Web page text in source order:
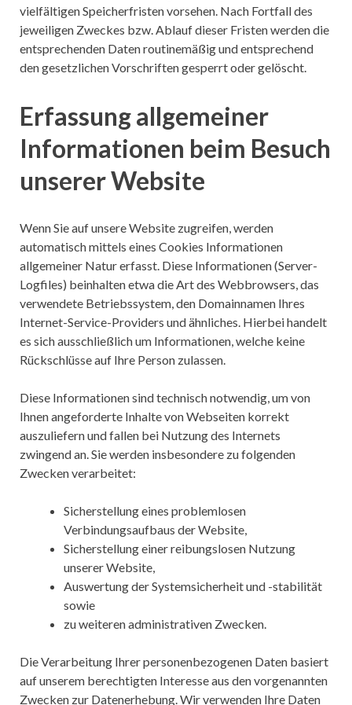
vielfältigen Speicherfristen vorsehen. Nach Fortfall des
jeweiligen Zweckes bzw. Ablauf dieser Fristen werden die
entsprechenden Daten routinemäßig und entsprechend
den gesetzlichen Vorschriften gesperrt oder gelöscht.
Erfassung allgemeiner
Informationen beim Besuch
unserer Website
Wenn Sie auf unsere Website zugreifen, werden
automatisch mittels eines Cookies Informationen
allgemeiner Natur erfasst. Diese Informationen (Server-
Logfiles) beinhalten etwa die Art des Webbrowsers, das
verwendete Betriebssystem, den Domainnamen Ihres
Internet-Service-Providers und ähnliches. Hierbei handelt
es sich ausschließlich um Informationen, welche keine
Rückschlüsse auf Ihre Person zulassen.
Diese Informationen sind technisch notwendig, um von
Ihnen angeforderte Inhalte von Webseiten korrekt
auszuliefern und fallen bei Nutzung des Internets
zwingend an. Sie werden insbesondere zu folgenden
Zwecken verarbeitet:
Sicherstellung eines problemlosen
Verbindungsaufbaus der Website,
Sicherstellung einer reibungslosen Nutzung
unserer Website,
Auswertung der Systemsicherheit und -stabilität
sowie
zu weiteren administrativen Zwecken.
Die Verarbeitung Ihrer personenbezogenen Daten basiert
auf unserem berechtigten Interesse aus den vorgenannten
Zwecken zur Datenerhebung. Wir verwenden Ihre Daten